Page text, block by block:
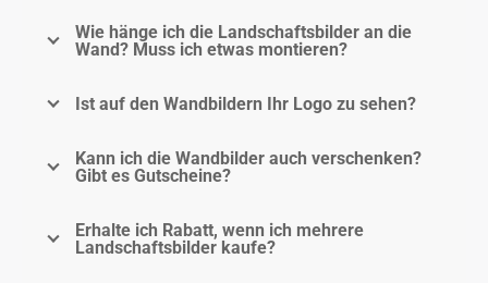
Wie hänge ich die Landschaftsbilder an die
Wand? Muss ich etwas montieren?
Ist auf den Wandbildern Ihr Logo zu sehen?
Kann ich die Wandbilder auch verschenken?
Gibt es Gutscheine?
Erhalte ich Rabatt, wenn ich mehrere
Landschaftsbilder kaufe?